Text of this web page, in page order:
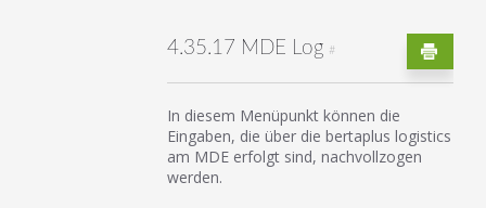
4.35.17 MDE Log #
In diesem Menüpunkt können die
Eingaben, die über die bertaplus logistics
am MDE erfolgt sind, nachvollzogen
werden.